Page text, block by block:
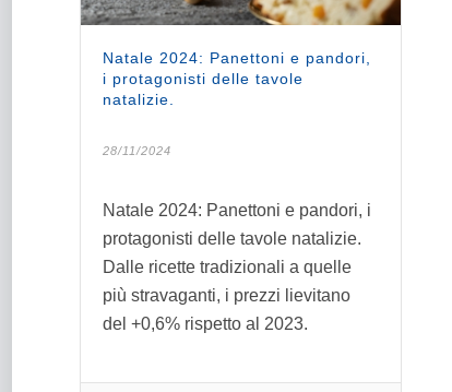
Natale 2024: Panettoni e pandori,
i protagonisti delle tavole
natalizie.
28/11/2024
Natale 2024: Panettoni e pandori, i
protagonisti delle tavole natalizie.
Dalle ricette tradizionali a quelle
più stravaganti, i prezzi lievitano
del +0,6% rispetto al 2023.